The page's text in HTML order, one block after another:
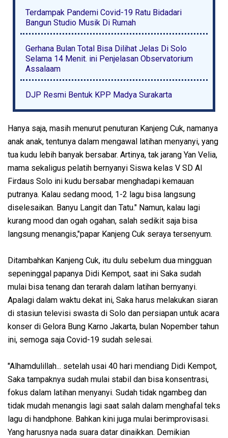
Terdampak Pandemi Covid-19 Ratu Bidadari
Bangun Studio Musik Di Rumah
Gerhana Bulan Total Bisa Dilihat Jelas Di Solo
Selama 14 Menit. ini Penjelasan Observatorium
Assalaam
DJP Resmi Bentuk KPP Madya Surakarta
Hanya saja, masih menurut penuturan Kanjeng Cuk, namanya
anak anak, tentunya dalam mengawal latihan menyanyi, yang
tua kudu lebih banyak bersabar. Artinya, tak jarang Yan Velia,
mama sekaligus pelatih bernyanyi Siswa kelas V SD Al
Firdaus Solo ini kudu bersabar menghadapi kemauan
putranya. Kalau sedang mood, 1-2 lagu bisa langsung
diselesaikan. Banyu Langit dan Tatu." Namun, kalau lagi
kurang mood dan ogah ogahan, salah sedikit saja bisa
langsung menangis,"papar Kanjeng Cuk seraya tersenyum.
Ditambahkan Kanjeng Cuk, itu dulu sebelum dua mingguan
sepeninggal papanya Didi Kempot, saat ini Saka sudah
mulai bisa tenang dan terarah dalam latihan bernyanyi.
Apalagi dalam waktu dekat ini, Saka harus melakukan siaran
di stasiun televisi swasta di Solo dan persiapan untuk acara
konser di Gelora Bung Karno Jakarta, bulan Nopember tahun
ini, semoga saja Covid-19 sudah selesai.
"Alhamdulillah... setelah usai 40 hari mendiang Didi Kempot,
Saka tampaknya sudah mulai stabil dan bisa konsentrasi,
fokus dalam latihan menyanyi. Sudah tidak ngambeg dan
tidak mudah menangis lagi saat salah dalam menghafal teks
lagu di handphone. Bahkan kini juga mulai berimprovisasi.
Yang harusnya nada suara datar dinaikkan. Demikian